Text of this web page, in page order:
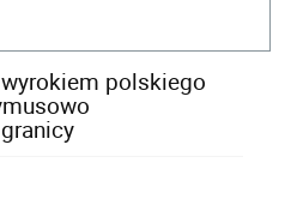
polskiego